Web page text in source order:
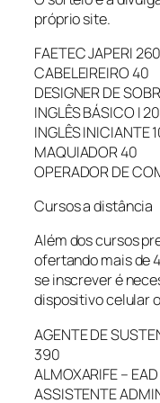
próprio site.
FAETEC JAPERI 260
CABELEIREIRO 40
DESIGNER DE
INGLÊS BÁSICO I 20
INGLÊS INICIANTE
MAQUIADOR 40
OPERADOR DE
Cursos a distância
Além dos cursos
ofertando mais de
se inscrever é
dispositivo celular
AGENTE DE
390
ALMOXARIFE –
ASSISTENTE